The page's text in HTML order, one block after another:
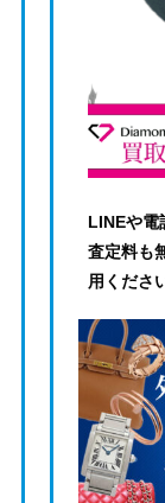
LINEや電
査定料も
用くださ